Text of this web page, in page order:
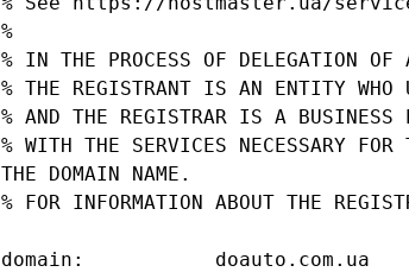
%
% IN THE PROCESS OF DELEGATION OF
% THE REGISTRANT IS AN ENTITY WHO
% AND THE REGISTRAR IS A BUSINESS
% WITH THE SERVICES NECESSARY
THE DOMAIN NAME.
% FOR INFORMATION ABOUT THE
domain:           doauto.com.ua